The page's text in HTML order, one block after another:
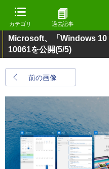
カテゴリ 過去記事
Microsoft、「Windows
10061を公開(5/5)
前の画像